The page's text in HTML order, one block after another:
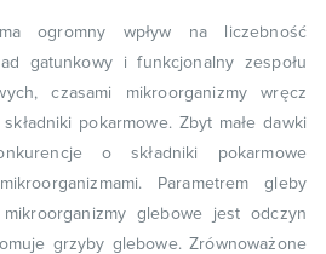
ogromny wpływ na liczebność
gatunkowy i funkcjonalny zespołu
czasami mikroorganizmy wręcz
pokarmowe. Zbyt małe dawki
o składniki pokarmowe
Parametrem gleby
glebowe jest odczyn
grzyby glebowe. Zrównoważone